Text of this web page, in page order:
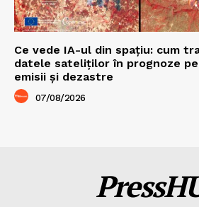
Ce vede IA-ul din spațiu: cum
datele sateliților în prognoze
emisii și dezastre
07/08/2026